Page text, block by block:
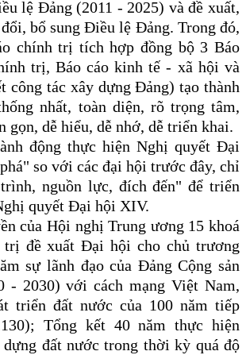
lệ Đảng (2011 - 2025) và đề xuất,
bổ sung Điều lệ Đảng. Trong đó,
chính trị tích hợp đồng bộ 3 Báo
trị, Báo cáo kinh tế - xã hội và
công tác xây dựng Đảng) tạo thành
nhất, toàn diện, rõ trọng tâm,
gọn, dễ hiểu, dễ nhớ, dễ triển khai.
động thực hiện Nghị quyết Đại
so với các đại hội trước đây, chỉ
nguồn lực, đích đến" để triển
quyết Đại hội XIV.
của Hội nghị Trung ương 15 khoá
đề xuất Đại hội cho chủ trương
sự lãnh đạo của Đảng Cộng sản
- 2030) với cách mạng Việt Nam,
triển đất nước của 100 năm tiếp
Tổng kết 40 năm thực hiện
đất nước trong thời kỳ quá độ